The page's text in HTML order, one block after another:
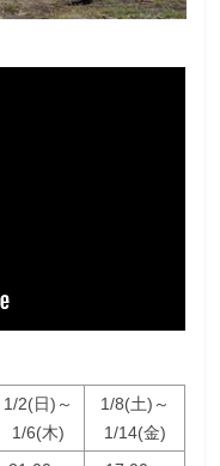
1/2(日)～
1/6(木)
1/8(土)～
1/14(金)